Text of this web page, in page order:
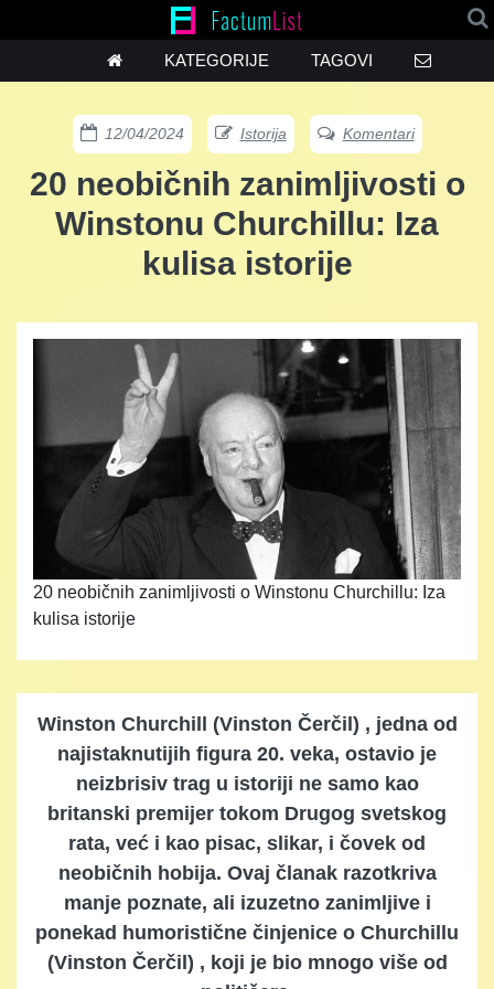
KATEGORIJE TAGOVI
12/04/2024 Istorija Komentari
20 neobičnih zanimljivosti o
Winstonu Churchillu: Iza
kulisa istorije
20 neobičnih zanimljivosti o Winstonu Churchillu: Iza
kulisa istorije
Winston Churchill (Vinston Čerčil) , jedna od
najistaknutijih figura 20. veka, ostavio je
neizbrisiv trag u istoriji ne samo kao
britanski premijer tokom Drugog svetskog
rata, već i kao pisac, slikar, i čovek od
neobičnih hobija. Ovaj članak razotkriva
manje poznate, ali izuzetno zanimljive i
ponekad humoristične činjenice o Churchillu
(Vinston Čerčil) , koji je bio mnogo više od